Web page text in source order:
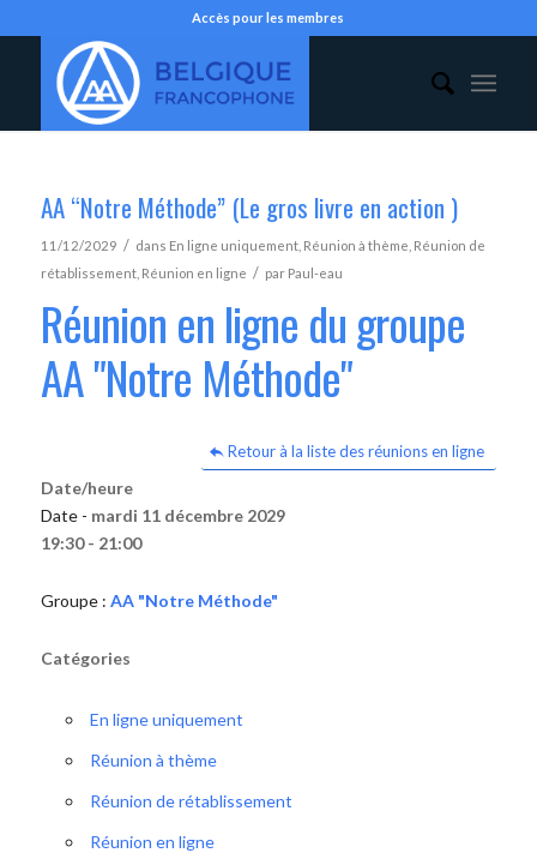
Accès pour les membres
AA “Notre Méthode” (Le gros livre en action )
11/12/2029 / dans En ligne uniquement, Réunion à thème Réunion de
rétablissement, Réunion en ligne / par Paul-eau
Réunion en ligne du groupe
AA "Notre Méthode"
Retour à la liste des réunions en ligne
Date/heure
Date - mardi 11 décembre 2029
19:30 - 21:00
Groupe : AA "Notre Méthode"
Catégories
En ligne uniquement
Réunion à thème
Réunion de rétablissement
Réunion en ligne